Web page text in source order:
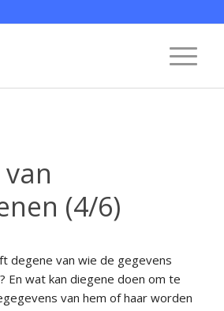
(4/6)
degene van wie de gegevens
En wat kan diegene doen om te
van hem of haar worden